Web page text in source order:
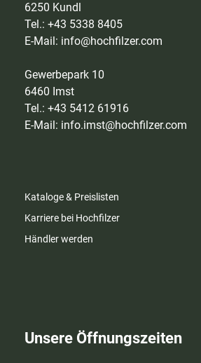
6250 Kundl
Tel.: +43 5338 8405
E-Mail: info@hochfilzer.com
Gewerbepark 10
6460 Imst
Tel.: +43 5412 61916
E-Mail: info.imst@hochfilzer.com
Kataloge & Preislisten
Karriere bei Hochfilzer
Händler werden
Unsere Öffnungszeiten